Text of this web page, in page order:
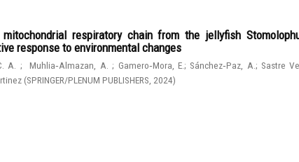
mitochondrial respiratory chain from the jellyfish
response to environmental changes
A. ; Muhlia‑Almazan, A.; Gamero‑Mora, E.; Sánchez‑Paz, A. ; Sastre
(SPRINGER/PLENUM PUBLISHERS 2024)